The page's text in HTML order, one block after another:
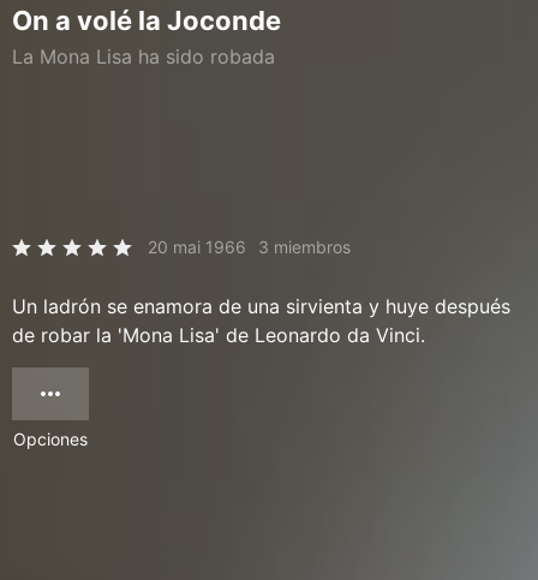
On a volé la Joconde
La Mona Lisa ha sido robada
20 mai 1966 3 miembros
Un ladrón se enamora de una sirvienta y huye después
de robar la 'Mona Lisa' de Leonardo da Vinci.
Opciones